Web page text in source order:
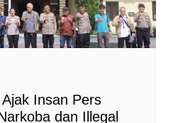
Insan Pers
dan Illegal